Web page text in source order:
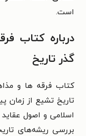
است.
درباره کتاب
گذر تاریخ
کتاب فرقه ها و
تاریخ تشیع از زمان
اسلامی و اصول عقاید
بررسی ریشه‌های